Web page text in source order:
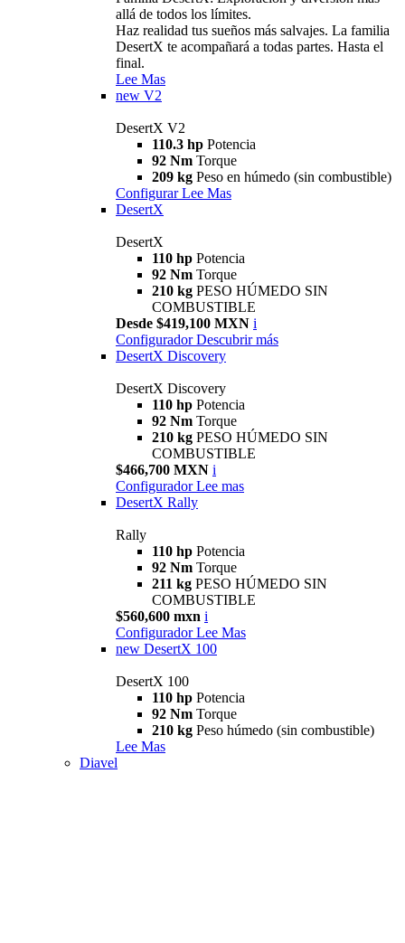
allá de todos los límites.
Haz realidad tus sueños más salvajes. La familia
DesertX te acompañará a todas partes. Hasta el
final.
Lee Mas
new V2
DesertX V2
110.3 hp Potencia
92 Nm Torque
209 kg Peso en húmedo (sin combustible)
Configurar Lee Mas
DesertX
DesertX
110 hp Potencia
92 Nm Torque
210 kg PESO HÚMEDO SIN
COMBUSTIBLE
Desde $419,100 MXN i
Configurador Descubrir más
DesertX Discovery
DesertX Discovery
110 hp Potencia
92 Nm Torque
210 kg PESO HÚMEDO SIN
COMBUSTIBLE
$466,700 MXN i
Configurador Lee mas
DesertX Rally
Rally
110 hp Potencia
92 Nm Torque
211 kg PESO HÚMEDO SIN
COMBUSTIBLE
$560,600 mxn i
Configurador Lee Mas
new DesertX 100
DesertX 100
110 hp Potencia
92 Nm Torque
210 kg Peso húmedo (sin combustible)
Lee Mas
Diavel